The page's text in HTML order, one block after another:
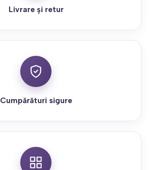
Livrare și retur
Cumpărături sigure